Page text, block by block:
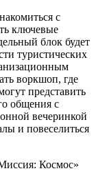
с
ключевые
блок будет
туристических
воркшоп, где
представить
общения с
вечеринкой
и повеселиться
Космос»